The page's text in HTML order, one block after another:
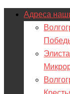
Адреса